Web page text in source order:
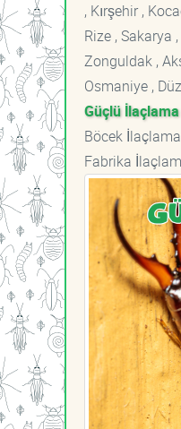
, Kırşehir ,
Rize , Sakarya
Zonguldak ,
Osmaniye ,
Güçlü
Böcek
Fabrika